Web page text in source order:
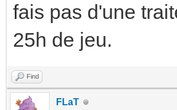
fais pas d'une
25h de jeu.
Find
FLaT